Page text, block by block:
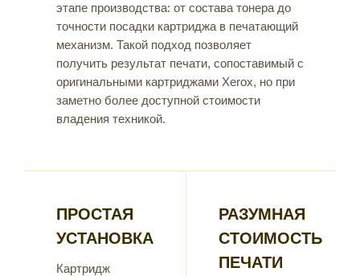
этапе производства: от состава тонера до
точности посадки картриджа в печатающий
механизм. Такой подход позволяет
получить результат печати, сопоставимый с
оригинальными картриджами Xerox, но при
заметно более доступной стоимости
владения техникой.
ПРОСТАЯ
УСТАНОВКА
Картридж
РАЗУМНАЯ
СТОИМОСТЬ
ПЕЧАТИ